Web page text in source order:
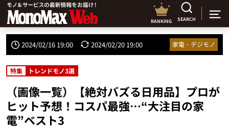
RANKING SEARCH
2024/02/16 19:00 2024/02/20 19:00 家電・デジモノ
特集 トレンドモノ3選
（画像一覧）【絶対バズる日用品】プロが
ヒット予想！コスパ最強…“大注目の家
電”ベスト3